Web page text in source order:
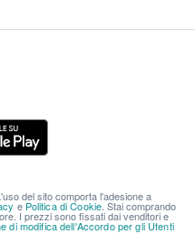
del sito comporta l'adesione a
e Politica di Cookie. Stai comprando
I prezzi sono fissati dai venditori e
di modifica dell'Accordo per gli Utenti